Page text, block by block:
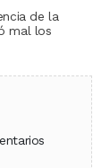
de la
mal los
(Twitter)
en WhatsApp